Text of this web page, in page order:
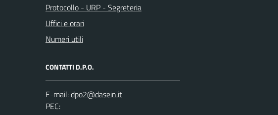
Protocollo - URP - Segreteria
Uffici e orari
Numeri utili
CONTATTI D.P.O.
E-mail:dpo2@dasein.it
PEC: